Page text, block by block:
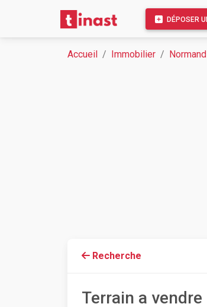
DÉPOSER
Accueil Immobilier
Recherche
Terrain a vendre